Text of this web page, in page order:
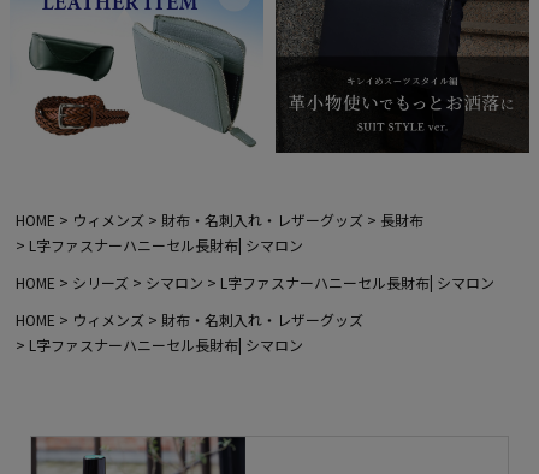
HOME ウィメンズ 財布・名刺入れ・レザーグッズ
長財布
L字ファスナーハニーセル長財布| シマロン
HOME
シリーズ シマロン
L字ファスナーハニーセル長財布| シマロン
HOME
ウィメンズ
財布・名刺入れ・レザーグッズ
L字ファスナーハニーセル長財布| シマロン